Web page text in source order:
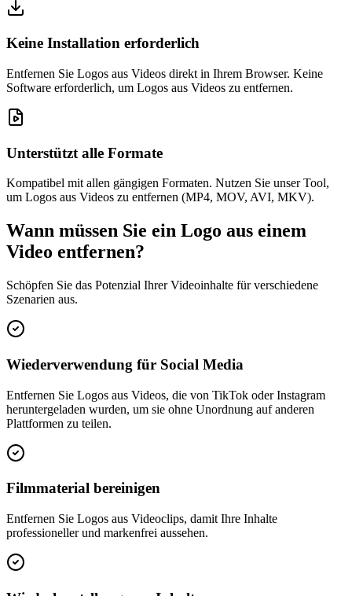
Keine Installation erforderlich
Entfernen Sie Logos aus Videos direkt in Ihrem Browser. Keine
Software erforderlich, um Logos aus Videos zu entfernen.
Unterstützt alle Formate
Kompatibel mit allen gängigen Formaten. Nutzen Sie unser Tool,
um Logos aus Videos zu entfernen (MP4, MOV, AVI, MKV).
Wann müssen Sie ein Logo aus einem
Video entfernen?
Schöpfen Sie das Potenzial Ihrer Videoinhalte für verschiedene
Szenarien aus.
Wiederverwendung für Social Media
Entfernen Sie Logos aus Videos, die von TikTok oder Instagram
heruntergeladen wurden, um sie ohne Unordnung auf anderen
Plattformen zu teilen.
Filmmaterial bereinigen
Entfernen Sie Logos aus Videoclips, damit Ihre Inhalte
professioneller und markenfrei aussehen.